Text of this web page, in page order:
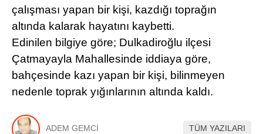
SAĞLIK
EĞİTİM
KÜLTÜR SANAT
EKONOMİ
YEREL HABERLER
çalışması yapan bir kişi, kazdığı toprağın
altında kalarak hayatını kaybetti.
Edinilen bilgiye göre; Dulkadiroğlu ilçesi
Çatmayayla Mahallesinde iddiaya göre,
bahçesinde kazı yapan bir kişi, bilinmeyen
nedenle toprak yığınlarının altında kaldı.
ADEM GEMCİ TÜM YAZILARI